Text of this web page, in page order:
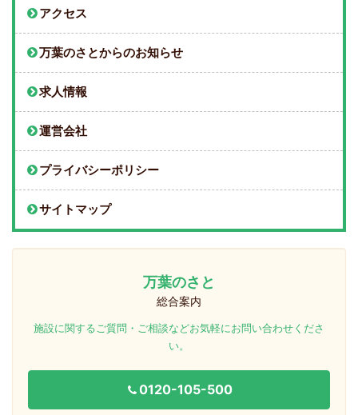
アクセス
万葉のさとからのお知らせ
求人情報
運営会社
プライバシーポリシー
サイトマップ
万葉のさと
総合案内
施設に関するご質問・ご相談などお気軽にお問い合わせくださ
い。
0120-105-500